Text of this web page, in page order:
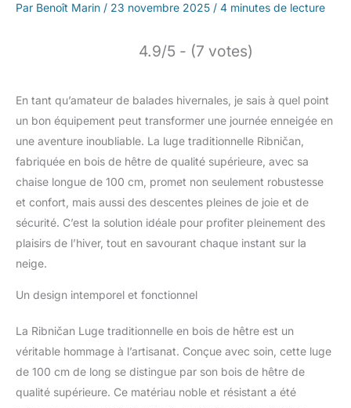
Par Benoît Marin / 23 novembre 2025 / 4 minutes de lecture
4.9/5 - (7 votes)
En tant qu’amateur de balades hivernales, je sais à quel point
un bon équipement peut transformer une journée enneigée en
une aventure inoubliable. La luge traditionnelle Ribničan,
fabriquée en bois de hêtre de qualité supérieure, avec sa
chaise longue de 100 cm, promet non seulement robustesse
et confort, mais aussi des descentes pleines de joie et de
sécurité. C’est la solution idéale pour profiter pleinement des
plaisirs de l’hiver, tout en savourant chaque instant sur la
neige.
Un design intemporel et fonctionnel
La Ribničan Luge traditionnelle en bois de hêtre est un
véritable hommage à l’artisanat. Conçue avec soin, cette luge
de 100 cm de long se distingue par son bois de hêtre de
qualité supérieure. Ce matériau noble et résistant a été